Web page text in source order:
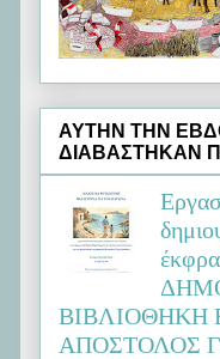
ΑΥΤΗΝ ΤΗΝ
ΔΙΑΒΑΣΤΗΚΑΝ
ΒΙΒΛΙΟΘΗΚΗ
ΑΠΟΣΤΟΛΟΣ